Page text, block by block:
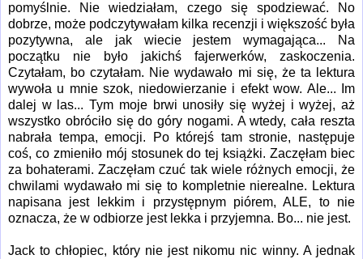
pomyślnie. Nie wiedziałam, czego się spodziewać. No
dobrze, może podczytywałam kilka recenzji i większość była
pozytywna, ale jak wiecie jestem wymagająca... Na
początku nie było jakichś fajerwerków, zaskoczenia.
Czytałam, bo czytałam. Nie wydawało mi się, że ta lektura
wywoła u mnie szok, niedowierzanie i efekt wow. Ale... Im
dalej w las... Tym moje brwi unosiły się wyżej i wyżej, aż
wszystko obróciło się do góry nogami. A wtedy, cała reszta
nabrała tempa, emocji. Po którejś tam stronie, następuje
coś, co zmieniło mój stosunek do tej książki. Zaczęłam biec
za bohaterami. Zaczęłam czuć tak wiele różnych emocji, że
chwilami wydawało mi się to kompletnie nierealne. Lektura
napisana jest lekkim i przystępnym piórem, ALE, to nie
oznacza, że w odbiorze jest lekka i przyjemna. Bo... nie jest.
Jack to chłopiec, który nie jest nikomu nic winny. A jednak